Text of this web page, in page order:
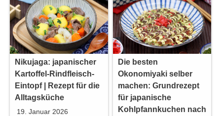
Nikujaga: japanischer
Kartoffel-Rindfleisch-
Eintopf | Rezept für die
Alltagsküche
19. Januar 2026
Die besten
Okonomiyaki selber
machen: Grundrezept
für japanische
Kohlpfannkuchen nach